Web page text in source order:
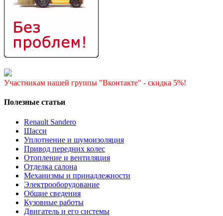
Участникам нашей группы "Вконтакте" - скидка 5%!
Полезные статьи
Renault Sandero
Шасси
Уплотнение и шумоизоляция
Привод передних колес
Отопление и вентиляция
Отделка салона
Механизмы и принадлежности
Электрооборудование
Общие сведения
Кузовные работы
Двигатель и его системы